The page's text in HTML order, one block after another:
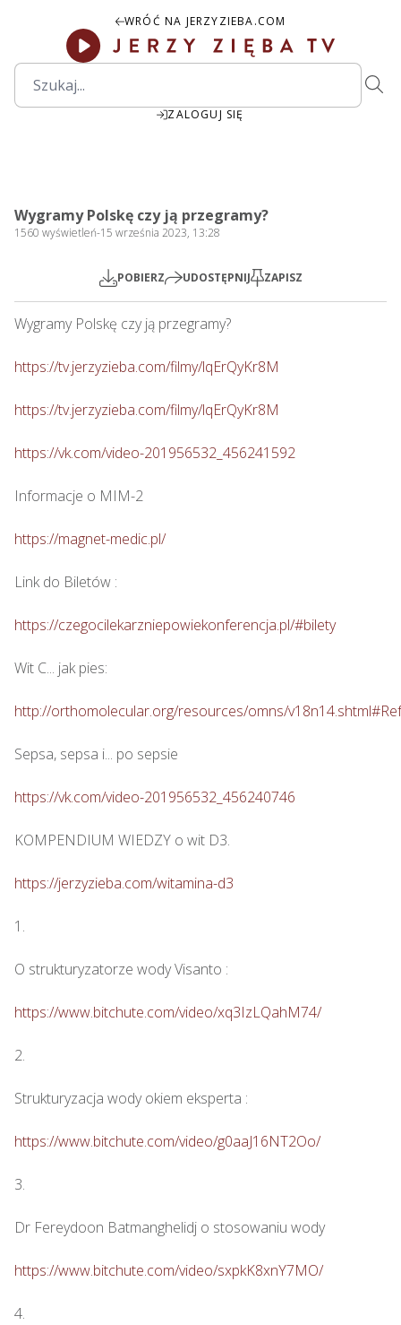
WRÓĆ NA JERZYZIEBA.COM
ZALOGUJ SIĘ
Play
Wygramy Polskę czy ją przegramy?
1560 wyświetleń-15 września 2023, 13:28
POBIERZ UDOSTĘPNIJ ZAPISZ
Wygramy Polskę czy ją przegramy?
https://tv.jerzyzieba.com/filmy/lqErQyKr8M
https://tv.jerzyzieba.com/filmy/lqErQyKr8M
https://vk.com/video-201956532_456241592
Informacje o MIM-2
https://magnet-medic.pl/
Link do Biletów :
https://czegocilekarzniepowiekonferencja.pl/#bilety
Wit C... jak pies:
http://orthomolecular.org/resources/omns/
Sepsa, sepsa i... po sepsie
https://vk.com/video-201956532_456240746
KOMPENDIUM WIEDZY o wit D3.
https://jerzyzieba.com/witamina-d3
1.
O strukturyzatorze wody Visanto :
https://www.bitchute.com/video/xq3IzLQahM74/
2.
Strukturyzacja wody okiem eksperta :
https://www.bitchute.com/video/g0aaJ16NT2Oo/
3.
Dr Fereydoon Batmanghelidj o stosowaniu wody
https://www.bitchute.com/video/sxpkK8xnY7MO/
4.